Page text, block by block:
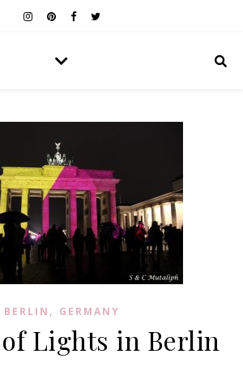
BERLIN , GERMANY
Lights in Berlin